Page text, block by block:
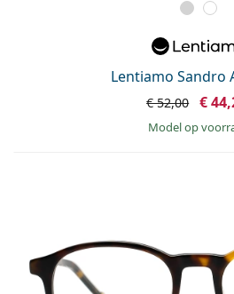
Lentiamo Sandro
€ 52,00 €
model op